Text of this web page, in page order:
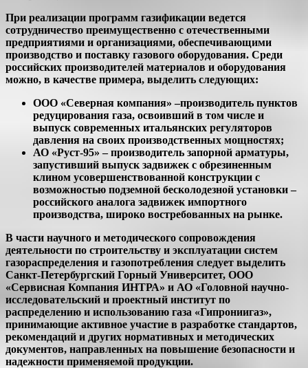
При реализации программ газификации ведется
сотрудничество преимущественно с отечественными
предприятиями и организациями, обеспечивающими
производство и поставку газового оборудования. Среди
российских производителей материалов и оборудования
можно, в качестве примера, выделить следующих:
ООО «Северная компания» –производитель пунктов
редуцирования газа, освоивший в том числе и
выпуск современных итальянских регуляторов
давления на своих производственных мощностях;
АО «Руст-95» – производитель запорной арматуры,
запустивший выпуск задвижек с обрезиненным
клином усовершенствованной конструкции с
возможностью подземной бесколодезной установки –
российского аналога задвижек импортного
производства, широко востребованных на рынке.
В части научного и методического сопровождения
деятельности по строительству и эксплуатации систем
газораспределения и газопотребления следует выделить
Санкт-Петербургский Горный Университет, ООО
«Сервисная Компания ИНТРА» и АО «Головной научно-
исследовательский и проектный институт по
распределению и использованию газа «Гипрониигаз»,
принимающие активное участие в разработке стандартов,
рекомендаций и других нормативных и методических
документов, направленных на повышение безопасности и
надежности применяемой продукции.